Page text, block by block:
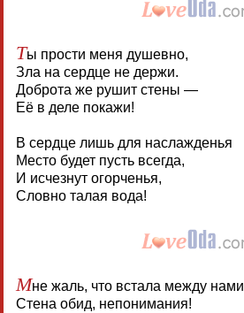
Ты прости меня душевно,
Зла на сердце не держи.
Доброта же рушит стены —
Её в деле покажи!
В сердце лишь для наслажденья
Место будет пусть всегда,
И исчезнут огорченья,
Словно талая вода!
Мне жаль, что встала между нами
Стена обид, непонимания!